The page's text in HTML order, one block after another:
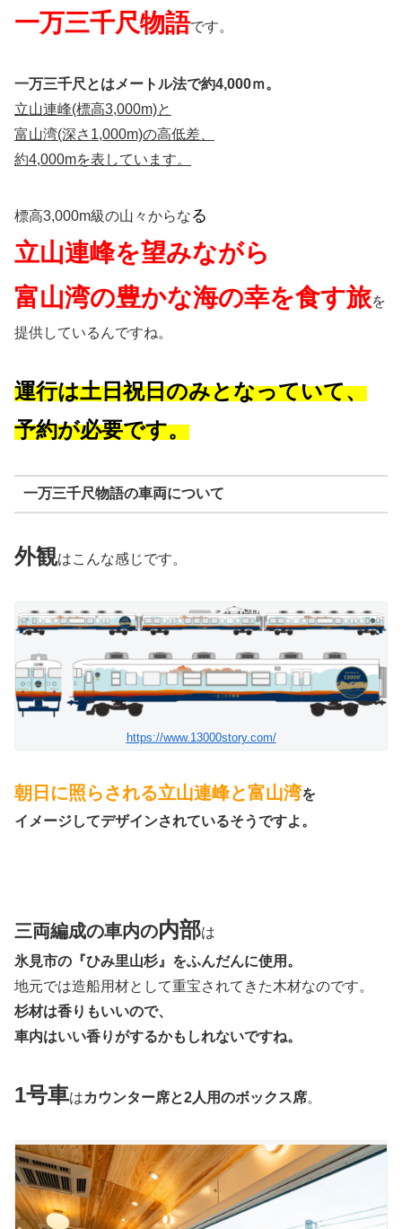
一万三千尺物語です。
一万三千尺とはメートル法で約4,000ｍ。
立山連峰(標高3,000m)と
富山湾(深さ1,000m)の高低差、
約4,000mを表しています。
標高3,000m級の山々からなる
立山連峰を望みながら
富山湾の豊かな海の幸を食す旅を
提供しているんですね。
運行は土日祝日のみとなっていて、
予約が必要です。
一万三千尺物語の車両について
外観はこんな感じです。
https://www.13000story.com/
朝日に照らされる立山連峰と富山湾を
イメージしてデザインされているそうですよ。
三両編成の車内の内部は
氷見市の『ひみ里山杉』をふんだんに使用。
地元では造船用材として重宝されてきた木材なのです。
杉材は香りもいいので、
車内はいい香りがするかもしれないですね。
1号車はカウンター席と2人用のボックス席。